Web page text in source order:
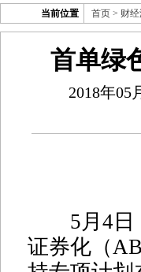
当前位置 首页 > 财
首单绿
2018年05
5月4日，
证券化（